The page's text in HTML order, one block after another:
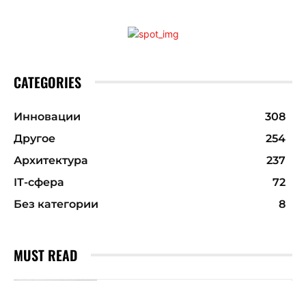
CATEGORIES
Инновации
308
Другое
254
Архитектура
237
ІТ-сфера
72
Без категории
8
MUST READ